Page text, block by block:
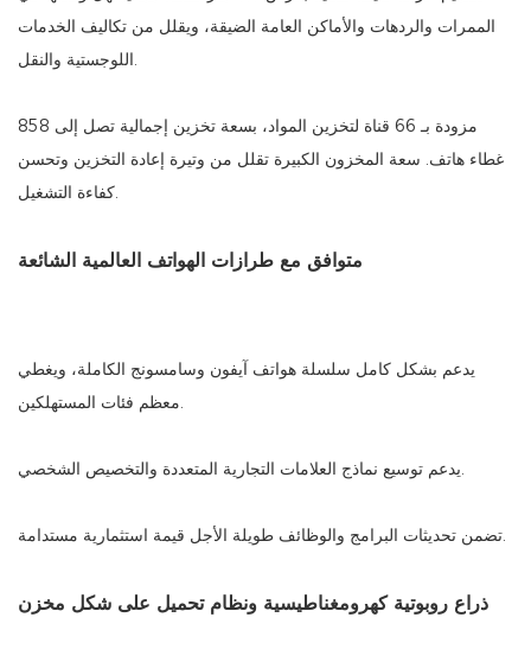
الممرات والردهات والأماكن العامة الضيقة، ويقلل من تكاليف الخدمات
اللوجستية والنقل.
مزودة بـ 66 قناة لتخزين المواد، بسعة تخزين إجمالية تصل إلى 858
غطاء هاتف. سعة المخزون الكبيرة تقلل من وتيرة إعادة التخزين وتحسن
كفاءة التشغيل.
متوافق مع طرازات الهواتف العالمية الشائعة
يدعم بشكل كامل سلسلة هواتف آيفون وسامسونج الكاملة، ويغطي
معظم فئات المستهلكين.
يدعم توسيع نماذج العلامات التجارية المتعددة والتخصيص الشخصي.
تضمن تحديثات البرامج والوظائف طويلة الأجل قيمة استثمارية مستدامة.
ذراع روبوتية كهرومغناطيسية ونظام تحميل على شكل مخزن